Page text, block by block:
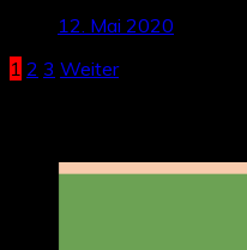
12. Mai 2020
1 2 3 Weiter